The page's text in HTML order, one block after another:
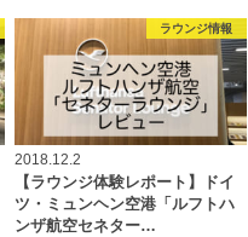
ラウンジ情報
2018.12.2
【ラウンジ体験レポート】ドイ
ツ・ミュンヘン空港「ルフトハ
ンザ航空セネター…